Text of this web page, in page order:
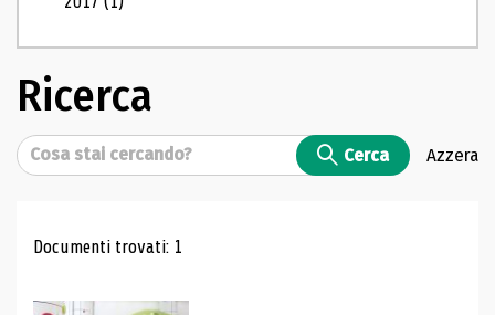
Ricerca
Cerca Cerca Azzera
Risultati di ricerca
Documenti trovati: 1